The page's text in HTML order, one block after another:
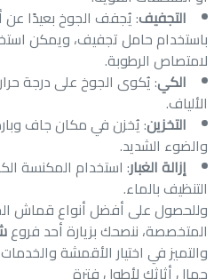
التجفيف: يُجفف الجوخ بعيدًا
باستخدام حامل تجفيف، ويمكن
لامتصاص الرطوبة.
الكي: يُكوى الجوخ على درجة
الألياف.
التخزين: يُخزن في مكان جاف
والضوء الشديد.
إزالة الغبار: استخدام المكنسة
التنظيف بالماء.
وللحصول على أفضل أنواع قماش
المتخصصة، ننصحك بزيارة أحد فروع
والتميز في اختيار الأقمشة
جمال أثاثك لأطول فترة